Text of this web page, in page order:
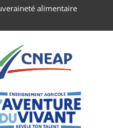
alimentaire